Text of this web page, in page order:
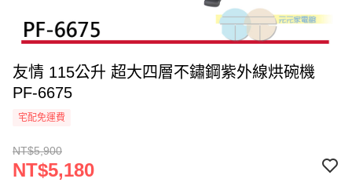
友情 115公升 超大四層不鏽鋼紫外線烘碗機
PF-6675
宅配免運費
NT$5,900
NT$5,180